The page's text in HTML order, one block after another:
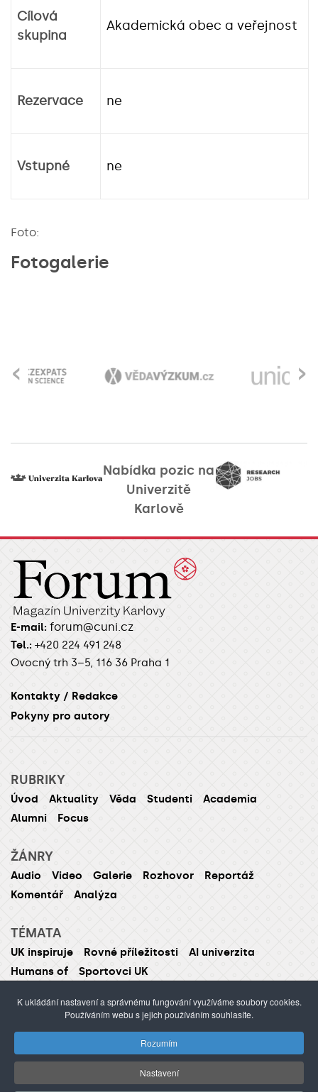
Cílová
skupina
Akademická obec a veřejnost
Rezervace ne
Vstupné ne
Foto:
Fotogalerie
›
‹
Nabídka pozic na
Univerzitě
Karlově
E-mail: forum@cuni.cz
Tel.: +420 224 491 248
Ovocný trh 3–5, 116 36 Praha 1
Kontakty / Redakce
Pokyny pro autory
RUBRIKY
Úvod Aktuality Věda Studenti
Academia
Alumni
Focus
ŽÁNRY
Audio Video Galerie Rozhovor
Reportáž
Komentář
Analýza
TÉMATA
UK inspiruje Rovné příležitosti
AI univerzita
Humans of
Sportovci UK
Publikování nebo šíření obsahu je zakázáno bez
předchozího souhlasu.
©2012–2026Univerzita Karlova /webdesign Agionet
K ukládání nastavení a správnému fungování využíváme soubory cookies.
Používáním webu s jejich používáním souhlasíte.
Rozumím
Nastavení